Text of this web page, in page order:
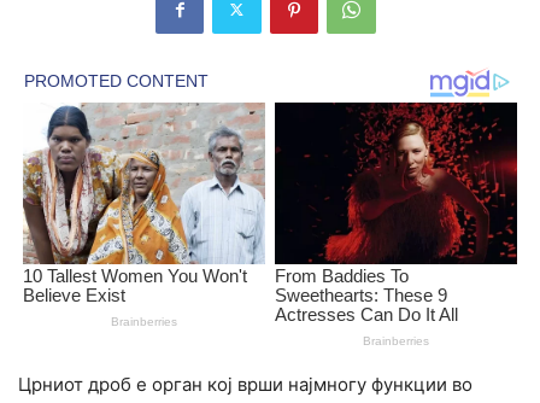
Црниот дроб е орган кој врши најмногу функции во